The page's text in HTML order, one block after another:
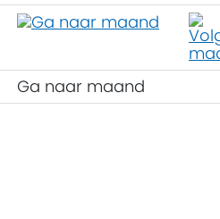
Ga naar maand